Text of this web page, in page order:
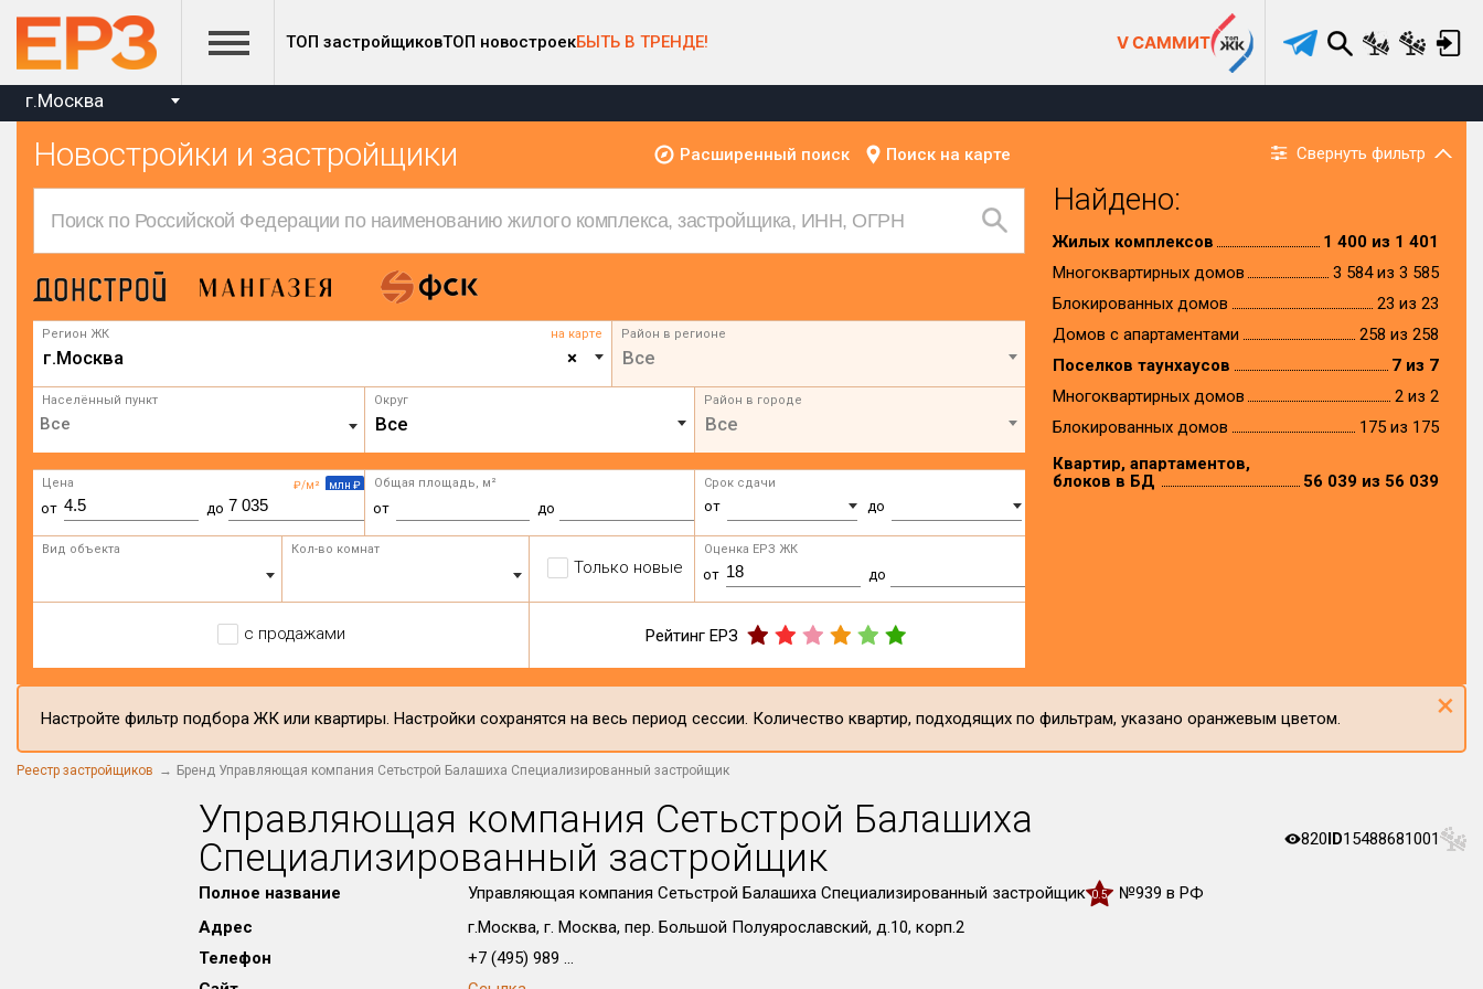
ТОП застройщиковТОП новостроекБЫТЬ В ТРЕНДЕ! V САММИТ
г.Москва
Новостройки и застройщики Расширенный поиск Поиск на карте Свернуть фильтр
Регион ЖК на карте
×
г.Москва
Район в регионе
Все
Населённый пункт Округ
Все
Район в городе
Все
₽/м² млн ₽
Цена
от до
Общая площадь, м²
от до
Срок сдачи
от до
Вид объекта Кол-во комнат
Только новые
Оценка ЕРЗ ЖК
от до
с продажами Рейтинг ЕРЗ
Найдено:
Жилых комплексов
1 400 из 1 401
Многоквартирных домов
3 584 из 3 585
Блокированных домов
23 из 23
Домов с апартаментами
258 из 258
Поселков таунхаусов
7 из 7
Многоквартирных домов
2 из 2
Блокированных домов
175 из 175
Квартир, апартаментов,
блоков в БД
56 039 из 56 039
Настройте фильтр подбора ЖК или квартиры. Настройки сохранятся на весь период сессии. Количество квартир, подходящих по фильтрам, указано оранжевым цветом. ×
Реестр застройщиков Бренд Управляющая компания Сетьстрой Балашиха Специализированный застройщик
Управляющая компания Сетьстрой Балашиха
Специализированный застройщик
820ID15488681001
Полное название Управляющая компания Сетьстрой Балашиха Специализированный застройщик 0.5
№939 в РФ
Адрес
г.Москва, г. Москва, пер. Большой Полуярославский, д.10, корп.2
Телефон
+7 (495) 989 ...